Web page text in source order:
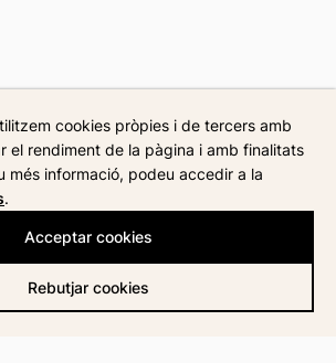
cookies pròpies i de tercers amb
el rendiment de la pàgina i amb finalitats
més informació, podeu accedir a la
.
Acceptar cookies
Rebutjar cookies